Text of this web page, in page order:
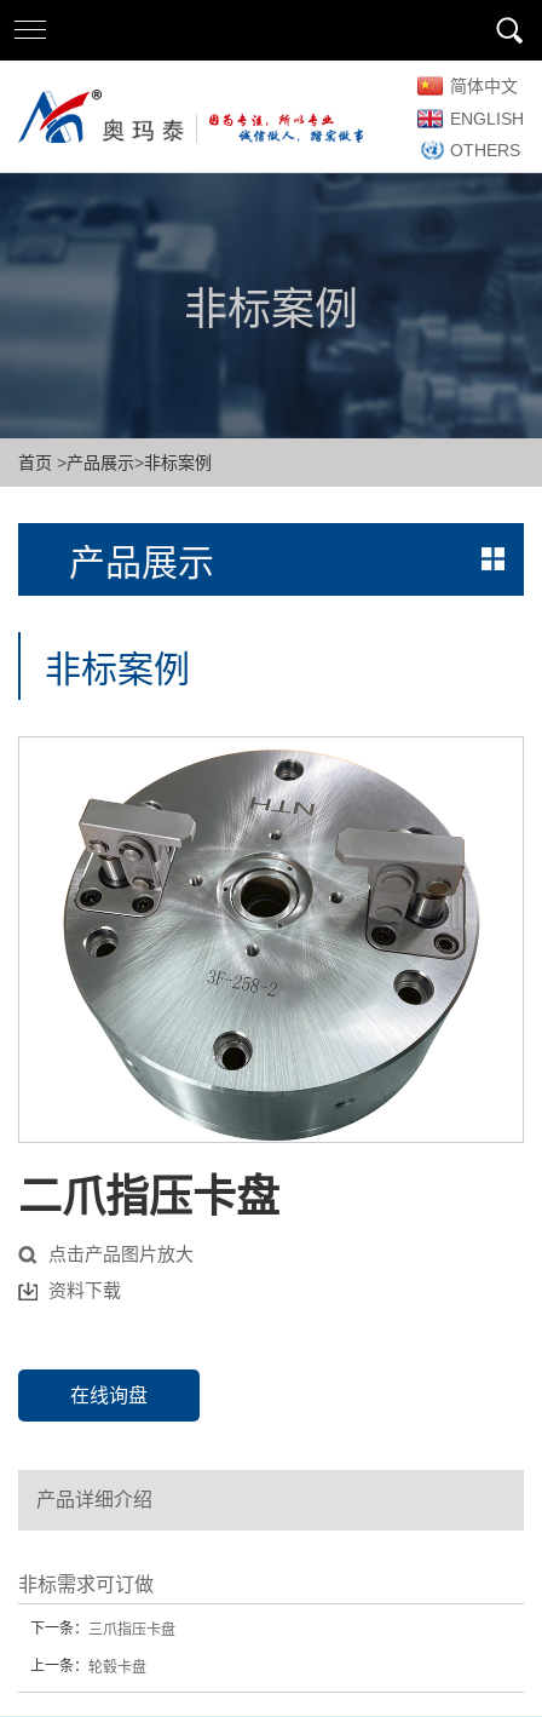
简体中文
ENGLISH
OTHERS
非标案例
首页 >产品展示>非标案例
产品展示
非标案例
二爪指压卡盘
点击产品图片放大
资料下载
在线询盘
产品详细介绍
非标需求可订做
下一条： 三爪指压卡盘
上一条： 轮毂卡盘